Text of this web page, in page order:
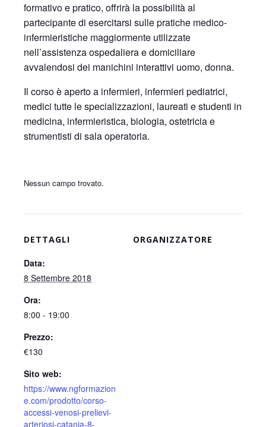
formativo e pratico, offrirà la possibilità al
partecipante di esercitarsi sulle pratiche medico-
infermieristiche maggiormente utilizzate
nell’assistenza ospedaliera e domiciliare
avvalendosi dei manichini interattivi uomo, donna.
Il corso è aperto a infermieri, infermieri pediatrici,
medici tutte le specializzazioni, laureati e studenti in
medicina, infermieristica, biologia, ostetricia e
strumentisti di sala operatoria.
Nessun campo trovato.
DETTAGLI
Data:
8 Settembre 2018
Ora:
8:00 - 19:00
Prezzo:
€130
Sito web:
https://www.ngformazion
e.com/prodotto/corso-
accessi-venosi-prelievi-
arteriosi-catania-8-
ORGANIZZATORE